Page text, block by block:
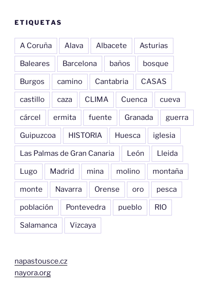
ETIQUETAS
A Coruña Alava Albacete Asturias
Baleares Barcelona baños bosque
Burgos camino Cantabria CASAS
castillo caza CLIMA Cuenca cueva
cárcel ermita fuente Granada guerra
Guipuzcoa HISTORIA Huesca iglesia
Las Palmas de Gran Canaria León Lleida
Lugo Madrid mina molino montaña
monte Navarra Orense oro pesca
población Pontevedra pueblo RIO
Salamanca Vizcaya
napastousce.cz
nayora.org